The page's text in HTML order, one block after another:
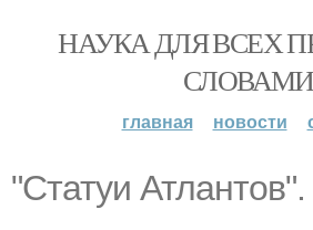
НАУКА ДЛЯ ВСЕХ
СЛОВАМИ
главная новости
"Статуи